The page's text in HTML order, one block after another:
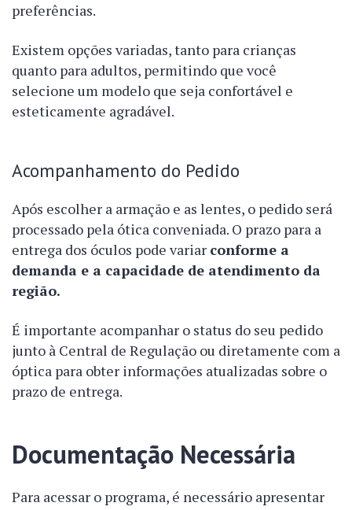
preferências.
Existem opções variadas, tanto para crianças
quanto para adultos, permitindo que você
selecione um modelo que seja confortável e
esteticamente agradável.
Acompanhamento do Pedido
Após escolher a armação e as lentes, o pedido será
processado pela ótica conveniada. O prazo para a
entrega dos óculos pode variar conforme a
demanda e a capacidade de atendimento da
região.
É importante acompanhar o status do seu pedido
junto à Central de Regulação ou diretamente com a
óptica para obter informações atualizadas sobre o
prazo de entrega.
Documentação Necessária
Para acessar o programa, é necessário apresentar